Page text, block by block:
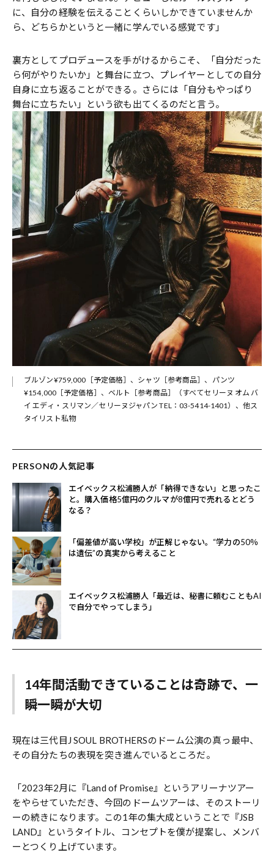
に、自分の経験を伝えることくらいしかできていませんか
ら、どちらかというと一緒に学んでいる感覚です」
裏方としてプロデュースを手がけるからこそ、「自分だった
ら何がやりたいか」と舞台に立つ、プレイヤーとしての自分
自身に立ち返ることができる。さらには「自分もやっぱり
舞台に立ちたい」という欲も出てくるのだと言う。
ブルゾン¥759,000［予定価格］、シャツ［参考商品］、パンツ
¥154,000［予定価格］、ベルト［参考商品］（すべてセリーヌ オム バ
イ エディ・スリマン／セリーヌジャパン TEL：03-5414-1401）、他ス
タイリスト私物
PERSONの人気記事
エイベックス松浦勝人が「納得できない」と思ったこ
と。購入価格5億円のクルマが8億円で売れるとどう
なる？
「偏差値が高い学校」が正解じゃない。“学力の50％
は遺伝”の真実から考えること
エイベックス松浦勝人「最近は、秘書に頼むこともAI
で自分でやってしまう」
14年間活動できていることは奇跡で、一
瞬一瞬が大切
現在は三代目J SOUL BROTHERSのドーム公演の真っ最中、
その自分たちの表現を突き進んでいるところだ。
「2023年2月に『Land of Promise』というアリーナツアー
をやらせていただき、今回のドームツアーは、そのストーリ
ーの続きになります。この1年の集大成ということで『JSB
LAND』というタイトル、コンセプトを僕が提案し、メンバ
ーとつくり上げています。